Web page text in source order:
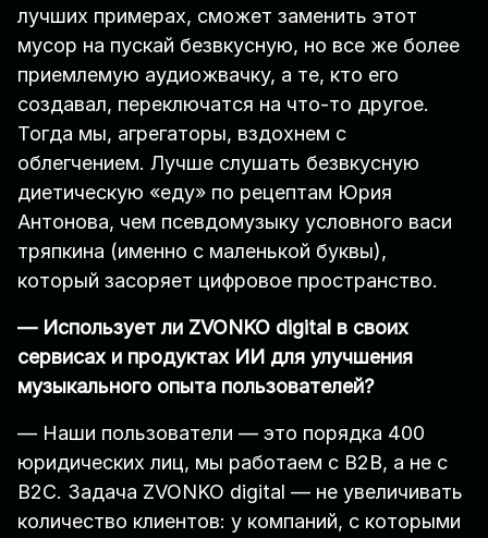
лучших примерах, сможет заменить этот
мусор на пускай безвкусную, но все же более
приемлемую аудиожвачку, а те, кто его
создавал, переключатся на что-то другое.
Тогда мы, агрегаторы, вздохнем с
облегчением. Лучше слушать безвкусную
диетическую «еду» по рецептам Юрия
Антонова, чем псевдомузыку условного васи
тряпкина (именно с маленькой буквы),
который засоряет цифровое пространство.
— Использует ли ZVONKO digital в своих
сервисах и продуктах ИИ для улучшения
музыкального опыта пользователей?
— Наши пользователи — это порядка 400
юридических лиц, мы работаем с B2B, а не с
B2C. Задача ZVONKO digital — не увеличивать
количество клиентов: у компаний, с которыми